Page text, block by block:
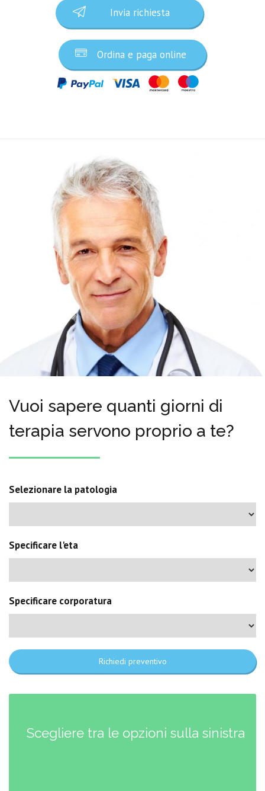
Invia richiesta
Ordina e paga online
Vuoi sapere quanti giorni di
terapia servono proprio a te?
Selezionare la patologia
Specificare l'eta
Specificare corporatura
Richiedi preventivo
Scegliere tra le opzioni sulla sinistra